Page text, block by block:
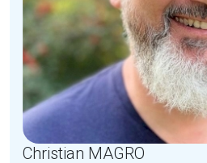
Christian MAGRO